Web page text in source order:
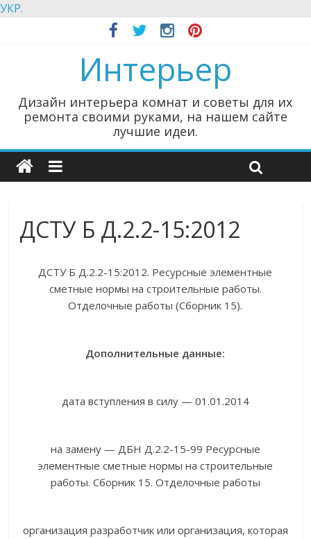
УКР.
Интерьер
Дизайн интерьера комнат и советы для их
ремонта своими руками, на нашем сайте
лучшие идеи.
ДСТУ Б Д.2.2-15:2012
ДСТУ Б Д.2.2-15:2012. Ресурсные элементные
сметные нормы на строительные работы.
Отделочные работы (Сборник 15).
Дополнительные данные:
дата вступления в силу — 01.01.2014
на замену — ДБН Д.2.2-15-99 Ресурсные
элементные сметные нормы на строительные
работы. Сборник 15. Отделочные работы
организация разработчик или организация, которая